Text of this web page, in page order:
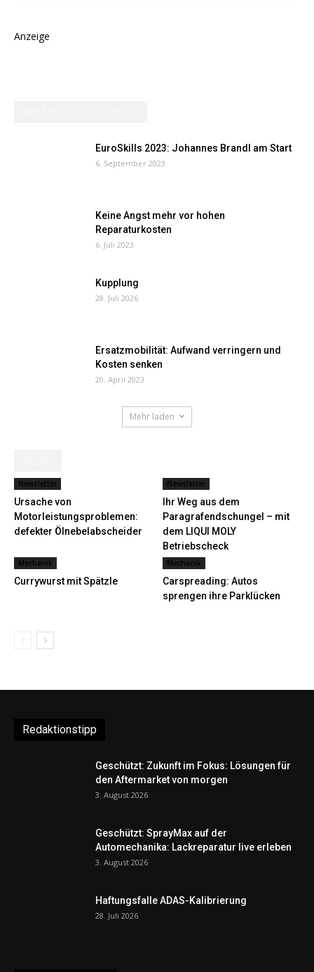
Anzeige
EuroSkills 2023: Johannes Brandl am Start
6. September 2023
Keine Angst mehr vor hohen
Reparaturkosten
6. Juli 2023
Kupplung
28. Juli 2026
Ersatzmobilität: Aufwand verringern und
Kosten senken
20. April 2023
Mehr laden
Newsletter
Ursache von
Motorleistungsproblemen:
defekter Ölnebelabscheider
Newsletter
Ihr Weg aus dem
Paragrafendschungel – mit
dem LIQUI MOLY
Betriebscheck
Mechanik
Currywurst mit Spätzle
Mechanik
Carspreading: Autos
sprengen ihre Parklücken
Redaktionstipp
Geschützt: Zukunft im Fokus: Lösungen für
den Aftermarket von morgen
3. August 2026
Geschützt: SprayMax auf der
Automechanika: Lackreparatur live erleben
3. August 2026
Haftungsfalle ADAS-Kalibrierung
28. Juli 2026